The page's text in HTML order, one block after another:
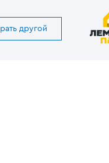
другой